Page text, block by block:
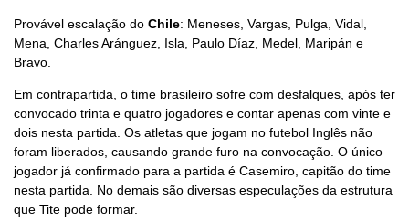
Provável escalação do Chile: Meneses, Vargas, Pulga, Vidal,
Mena, Charles Aránguez, Isla, Paulo Díaz, Medel, Maripán e
Bravo.
Em contrapartida, o time brasileiro sofre com desfalques, após ter
convocado trinta e quatro jogadores e contar apenas com vinte e
dois nesta partida. Os atletas que jogam no futebol Inglês não
foram liberados, causando grande furo na convocação. O único
jogador já confirmado para a partida é Casemiro, capitão do time
nesta partida. No demais são diversas especulações da estrutura
que Tite pode formar.